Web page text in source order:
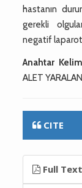
hastanın
gerekli
negatif
Anahtar
ALET
CITE
Full